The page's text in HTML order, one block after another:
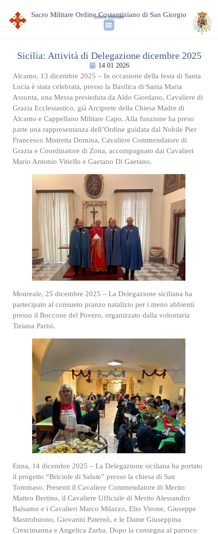
Sacro Militare Ordine Costantiniano di San Giorgio
ordine ufficiale
Sicilia: Attività di Delegazione dicembre 2025
14 01 2026
Alcamo, 13 dicembre 2025 – In occasione della festa di Santa
Lucia è stata celebrata, presso la Basilica di Santa Maria
Assunta, una Messa presieduta da Aldo Giordano, Cavaliere di
Grazia Ecclesiastico, già Arciprete della Chiesa Madre di
Alcamo e Cappellano Militare Capo. Alla funzione ha preso
parte una rappresentanza dell’Ordine guidata dal Nobile Pier
Francesco Mistretta Domina, Cavaliere Commendatore di
Grazia e Coordinatore di Zona, accompagnato dai Cavalieri
Mario Antonio Vitiello e Gaetano Di Gaetano.
Monreale, 25 dicembre 2025 – La Delegazione siciliana ha
partecipato al consueto pranzo natalizio per i meno abbienti
presso il Boccone del Povero, organizzato dalla volontaria
Tiziana Parisi.
Enna, 14 dicembre 2025 – La Delegazione siciliana ha portato
il progetto “Briciole di Salute” presso la chiesa di San
Tommaso. Presenti il Cavaliere Commendatore di Merito
Matteo Bertino, il Cavaliere Ufficiale di Merito Alessandro
Balsamo e i Cavalieri Marco Milazzo, Elio Virone, Giuseppe
Mastrobuono, Giovanni Paternò, e le Dame Giuseppina
Crescimanna e Angelica Zarba. Dopo la consegna al parroco